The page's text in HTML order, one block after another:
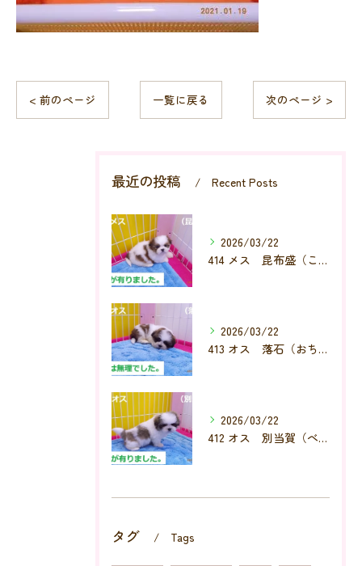
< 前のページ 一覧に戻る 次のページ >
最近の投稿 Recent Posts
2026/03/22
414 メス 昆布盛（こんぶもり）
2026/03/22
413 オス 落石（おちいし）
2026/03/22
412 オス 別当賀（べっとが）
タグ Tags